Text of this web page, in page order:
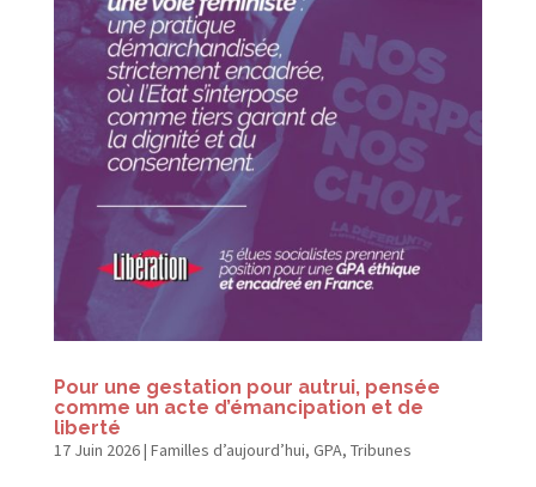
Pour une gestation pour autrui, pensée
comme un acte d’émancipation et de
liberté
17 Juin 2026| Familles d’aujourd’hui, GPA, Tribunes